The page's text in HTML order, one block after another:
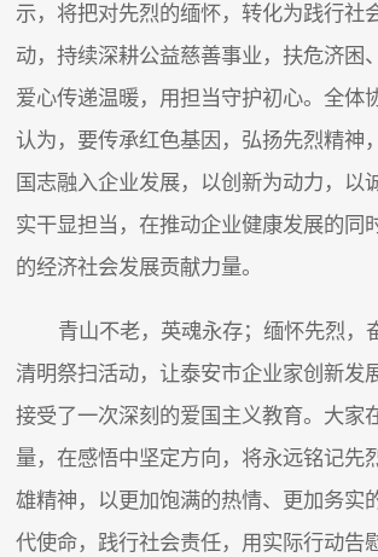
示，将把对先烈的缅怀，转化为践行社
动，持续深耕公益慈善事业，扶危济困
爱心传递温暖，用担当守护初心。全体
认为，要传承红色基因，弘扬先烈精神
国志融入企业发展，以创新为动力，以
实干显担当，在推动企业健康发展的同
的经济社会发展贡献力量。
青山不老，英魂永存；缅怀先烈，
清明祭扫活动，让泰安市企业家创新发
接受了一次深刻的爱国主义教育。大家
量，在感悟中坚定方向，将永远铭记先
雄精神，以更加饱满的热情、更加务实
代使命，践行社会责任，用实际行动告